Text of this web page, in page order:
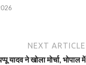
NEXT ARTICLE
यादव ने खोला मोर्चा, भोपाल में